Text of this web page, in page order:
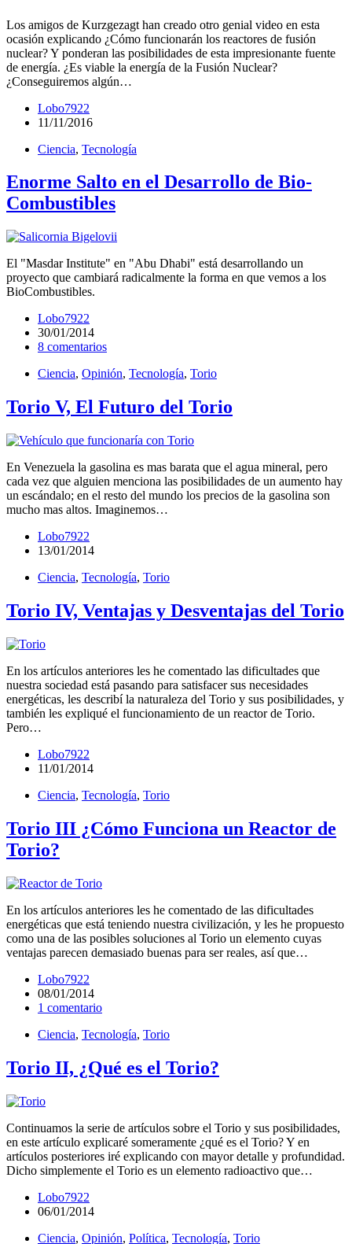
Los amigos de Kurzgezagt han creado otro genial video en esta
ocasión explicando ¿Cómo funcionarán los reactores de fusión
nuclear? Y ponderan las posibilidades de esta impresionante fuente
de energía. ¿Es viable la energía de la Fusión Nuclear?
¿Conseguiremos algún…
Lobo7922
11/11/2016
Ciencia, Tecnología
Enorme Salto en el Desarrollo de Bio-
Combustibles
El "Masdar Institute" en "Abu Dhabi" está desarrollando un
proyecto que cambiará radicalmente la forma en que vemos a los
BioCombustibles.
Lobo7922
30/01/2014
8 comentarios
Ciencia, Opinión, Tecnología, Torio
Torio V, El Futuro del Torio
En Venezuela la gasolina es mas barata que el agua mineral, pero
cada vez que alguien menciona las posibilidades de un aumento hay
un escándalo; en el resto del mundo los precios de la gasolina son
mucho mas altos. Imaginemos…
Lobo7922
13/01/2014
Ciencia, Tecnología, Torio
Torio IV, Ventajas y Desventajas del Torio
En los artículos anteriores les he comentado las dificultades que
nuestra sociedad está pasando para satisfacer sus necesidades
energéticas, les describí la naturaleza del Torio y sus posibilidades, y
también les expliqué el funcionamiento de un reactor de Torio.
Pero…
Lobo7922
11/01/2014
Ciencia, Tecnología, Torio
Torio III ¿Cómo Funciona un Reactor de
Torio?
En los artículos anteriores les he comentado de las dificultades
energéticas que está teniendo nuestra civilización, y les he propuesto
como una de las posibles soluciones al Torio un elemento cuyas
ventajas parecen demasiado buenas para ser reales, así que…
Lobo7922
08/01/2014
1 comentario
Ciencia, Tecnología, Torio
Torio II, ¿Qué es el Torio?
Continuamos la serie de artículos sobre el Torio y sus posibilidades,
en este artículo explicaré someramente ¿qué es el Torio? Y en
artículos posteriores iré explicando con mayor detalle y profundidad.
Dicho simplemente el Torio es un elemento radioactivo que…
Lobo7922
06/01/2014
Ciencia, Opinión, Política, Tecnología, Torio